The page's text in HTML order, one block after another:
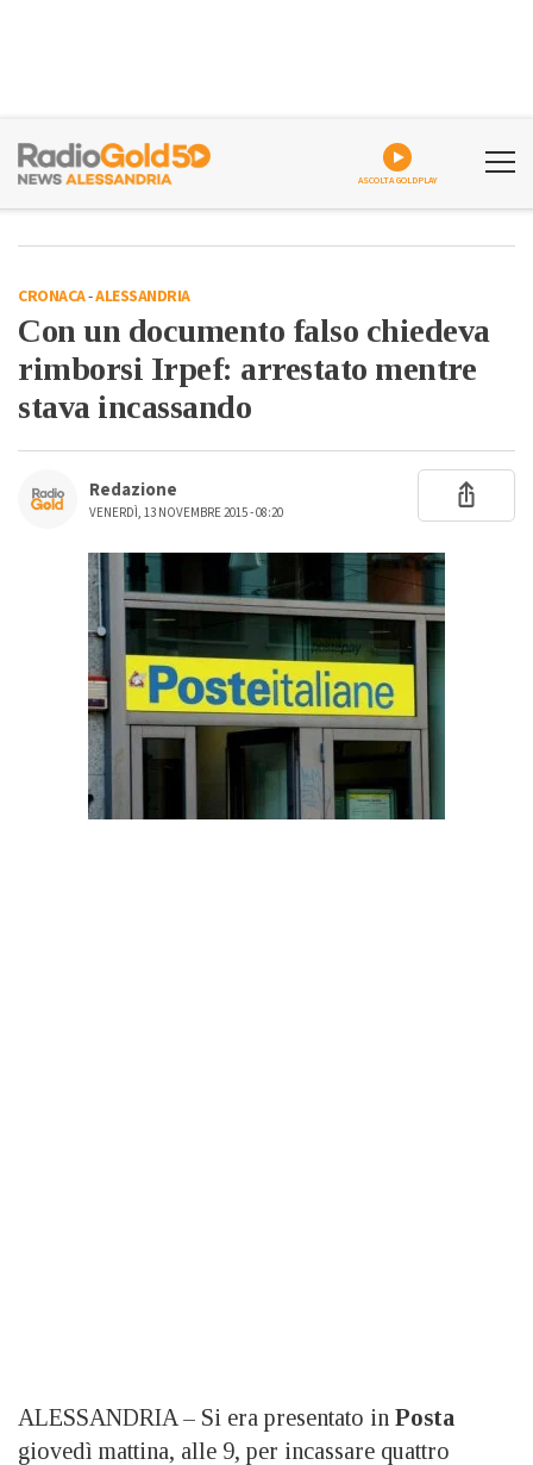
ASCOLTA GOLDPLAY
CRONACA-ALESSANDRIA
Con un documento falso chiedeva
rimborsi Irpef: arrestato mentre
stava incassando
Redazione
VENERDÌ, 13 NOVEMBRE 2015 - 08:20
ALESSANDRIA – Si era presentato in Posta
giovedì mattina, alle 9, per incassare quattro